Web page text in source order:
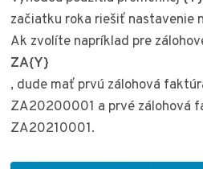
začiatku roka riešiť nastavenie
Ak zvolíte napríklad pre
ZA{Y}
, dude mať prvú zálohová
ZA20200001 a prvé zálohová
ZA20210001.